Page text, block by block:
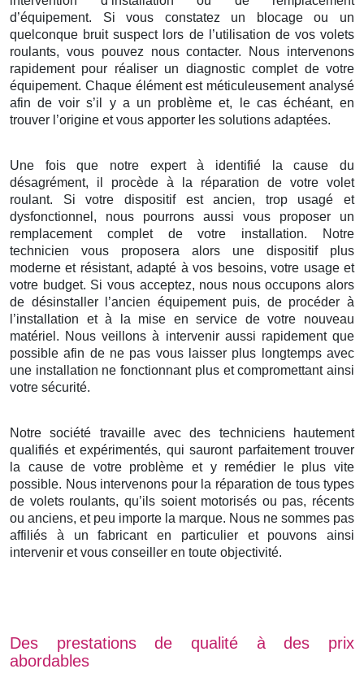
d’équipement. Si vous constatez un blocage ou un
quelconque bruit suspect lors de l’utilisation de vos volets
roulants, vous pouvez nous contacter. Nous intervenons
rapidement pour réaliser un diagnostic complet de votre
équipement. Chaque élément est méticuleusement analysé
afin de voir s’il y a un problème et, le cas échéant, en
trouver l’origine et vous apporter les solutions adaptées.
Une fois que notre expert à identifié la cause du
désagrément, il procède à la réparation de votre volet
roulant. Si votre dispositif est ancien, trop usagé et
dysfonctionnel, nous pourrons aussi vous proposer un
remplacement complet de votre installation. Notre
technicien vous proposera alors une dispositif plus
moderne et résistant, adapté à vos besoins, votre usage et
votre budget. Si vous acceptez, nous nous occupons alors
de désinstaller l’ancien équipement puis, de procéder à
l’installation et à la mise en service de votre nouveau
matériel. Nous veillons à intervenir aussi rapidement que
possible afin de ne pas vous laisser plus longtemps avec
une installation ne fonctionnant plus et compromettant ainsi
votre sécurité.
Notre société travaille avec des techniciens hautement
qualifiés et expérimentés, qui sauront parfaitement trouver
la cause de votre problème et y remédier le plus vite
possible. Nous intervenons pour la réparation de tous types
de volets roulants, qu’ils soient motorisés ou pas, récents
ou anciens, et peu importe la marque. Nous ne sommes pas
affiliés à un fabricant en particulier et pouvons ainsi
intervenir et vous conseiller en toute objectivité.
Des prestations de qualité à des prix
abordables